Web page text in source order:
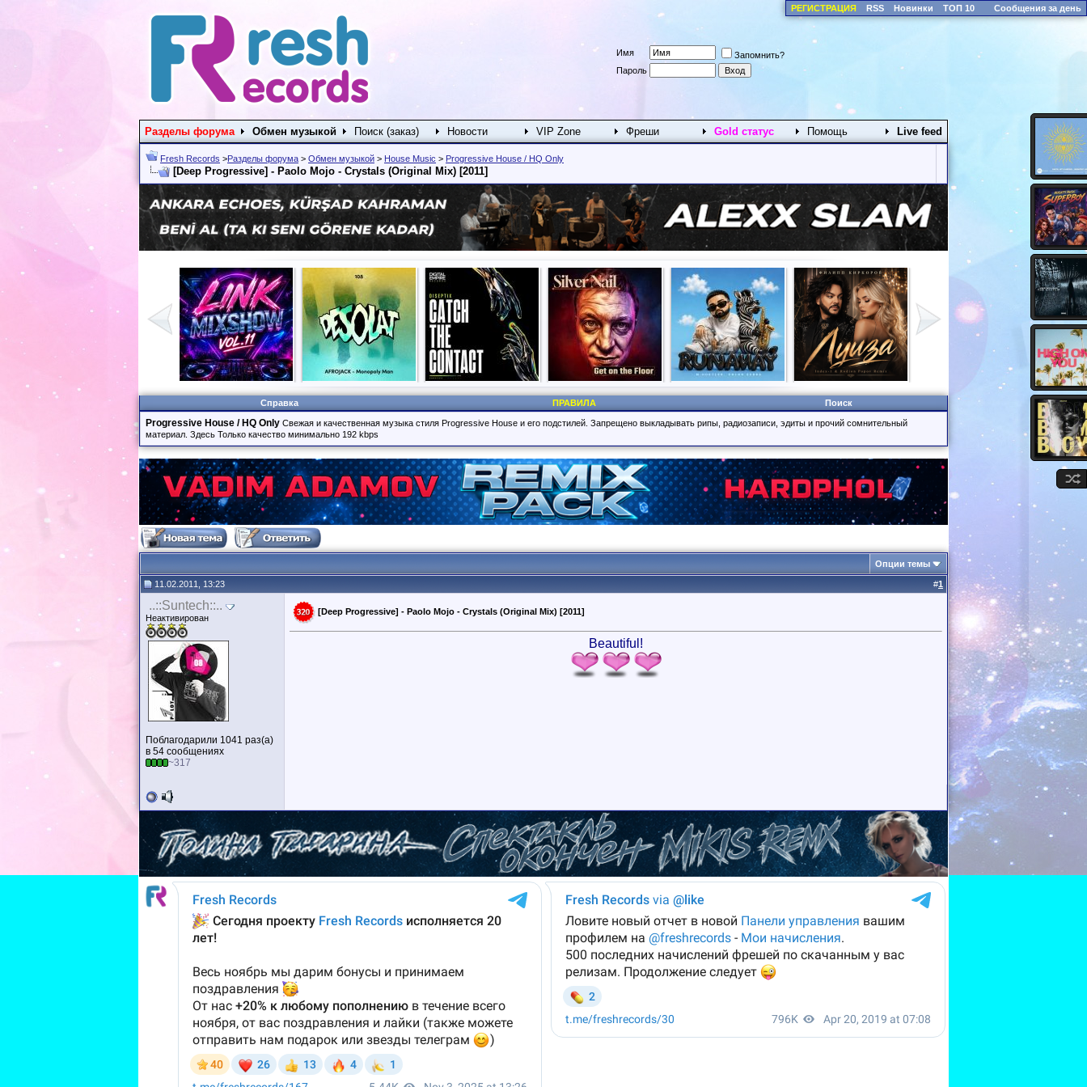
РЕГИСТРАЦИЯ RSS Новинки ТОП 10 Сообщения за день
Имя
Запомнить?
Пароль
Разделы форума Обмен музыкой Поиск (заказ) Новости VIP Zone Фреши Gold статус Помощь Live feed
Fresh Records >Разделы форума > Обмен музыкой > House Music > Progressive House / HQ Only
[Deep Progressive] - Paolo Mojo - Crystals (Original Mix) [2011]
Справка ПРАВИЛА Поиск
Progressive House / HQ Only Свежая и качественная музыка стиля Progressive House и его подстилей. Запрещено выкладывать рипы, радиозаписи, эдиты и прочий сомнительный
материал. Здесь Только качество минимально 192 kbps
Опции темы
11.02.2011, 13:23 #1
..::Suntech::..
Неактивирован
Поблагодарили 1041 раз(а)
в 54 сообщениях
~317
[Deep Progressive] - Paolo Mojo - Crystals (Original Mix) [2011]
Beautiful!